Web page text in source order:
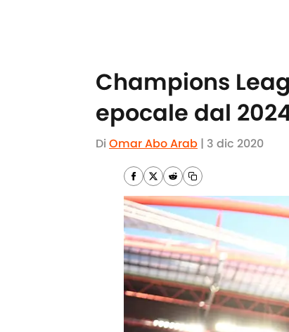
Champions
epocale dal
Di Omar Abo Arab | 3 dic 2020